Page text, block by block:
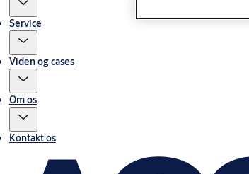
Service
Viden og cases
Om os
Kontakt os